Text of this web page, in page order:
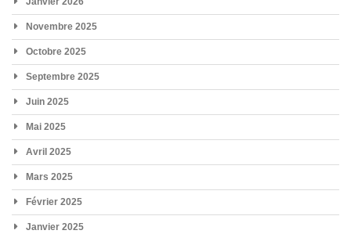
Novembre 2025
Octobre 2025
Septembre 2025
Juin 2025
Mai 2025
Avril 2025
Mars 2025
Février 2025
Janvier 2025